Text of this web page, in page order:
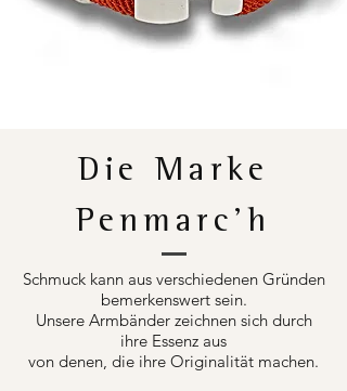
Die Marke
Penmarc'h
Schmuck kann aus verschiedenen Gründen
bemerkenswert sein.
Unsere Armbänder zeichnen sich durch
ihre Essenz aus
von denen, die ihre Originalität machen.